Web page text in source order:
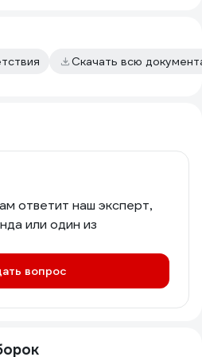
Скачать всю
ответит наш эксперт,
или один из
вопрос